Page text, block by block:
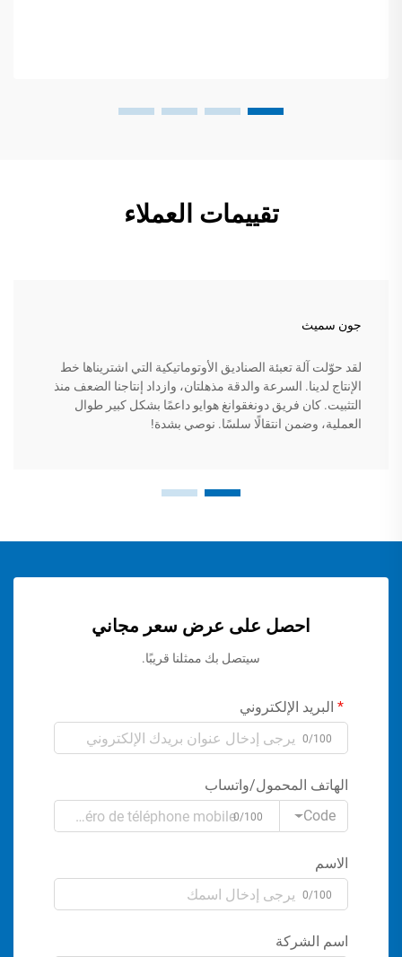
تقييمات العملاء
جون سميث
لقد حوّلت آلة تعبئة الصناديق الأوتوماتيكية التي اشتريناها خط
الإنتاج لدينا. السرعة والدقة مذهلتان، وازداد إنتاجنا الضعف منذ
التثبيت. كان فريق دونغقوانغ هوايو داعمًا بشكل كبير طوال
العملية، وضمن انتقالًا سلسًا. نوصي بشدة!
احصل على عرض سعر مجاني
سيتصل بك ممثلنا قريبًا.
البريد الإلكتروني
0/100
الهاتف المحمول/واتساب
Code
0/100
الاسم
0/100
اسم الشركة